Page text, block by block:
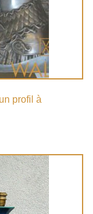
profil à